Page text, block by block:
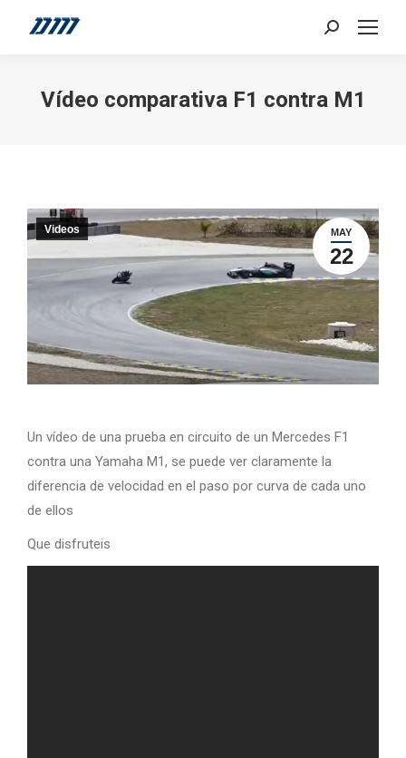
Search:
Vídeo comparativa F1 contra M1
MAY
22
Videos
Un vídeo de una prueba en circuito de un Mercedes F1
contra una Yamaha M1, se puede ver claramente la
diferencia de velocidad en el paso por curva de cada uno
de ellos
Que disfruteis